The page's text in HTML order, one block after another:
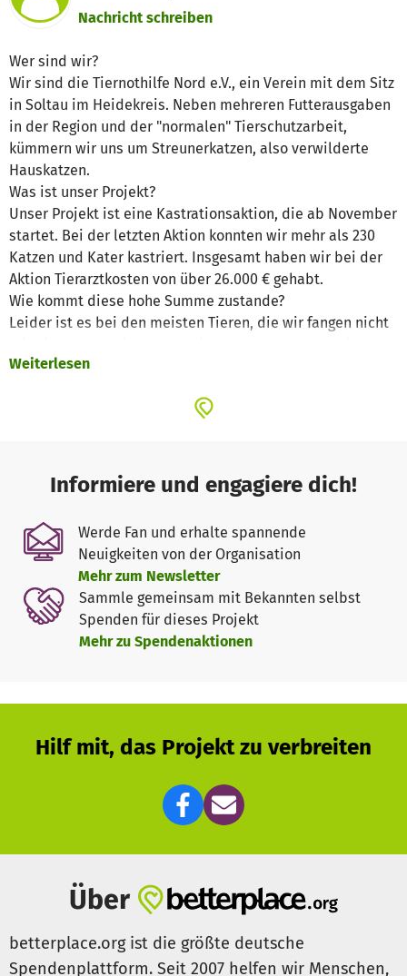
Nachricht schreiben
Wer sind wir?
Wir sind die Tiernothilfe Nord e.V., ein Verein mit dem Sitz
in Soltau im Heidekreis. Neben mehreren Futterausgaben
in der Region und der "normalen" Tierschutzarbeit,
kümmern wir uns um Streunerkatzen, also verwilderte
Hauskatzen.
Was ist unser Projekt?
Unser Projekt ist eine Kastrationsaktion, die ab November
startet. Bei der letzten Aktion konnten wir mehr als 230
Katzen und Kater kastriert. Insgesamt haben wir bei der
Aktion Tierarztkosten von über 26.000 € gehabt.
Wie kommt diese hohe Summe zustande?
Leider ist es bei den meisten Tieren, die wir fangen nicht
(Würmer, Flöhe etc.) befreit und komplett versorgt.
Verletzungen oder Nabelbrüche. Trächtige Katzen und
versorgen wir die Tiere auch nach der Kastration
weiterhin mit Futter und bei Bedarf auch tierärztlich.
Warum uns unterstützen?
Wir bekommen keine staatliche Unterstützung. Ohne
Spenden können wir nicht überleben und den Tieren nicht
helfen.
Weiterlesen
Informiere und engagiere dich!
Werde Fan und erhalte spannende
Neuigkeiten von der Organisation
Mehr zum Newsletter
Sammle gemeinsam mit Bekannten selbst
Spenden für dieses Projekt
Mehr zu Spendenaktionen
Hilf mit, das Projekt zu verbreiten
Über
betterplace.org ist die größte deutsche
Spendenplattform. Seit 2007 helfen wir Menschen,